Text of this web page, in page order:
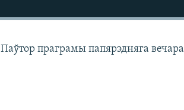
Паўтор праграмы папярэдняга вечара